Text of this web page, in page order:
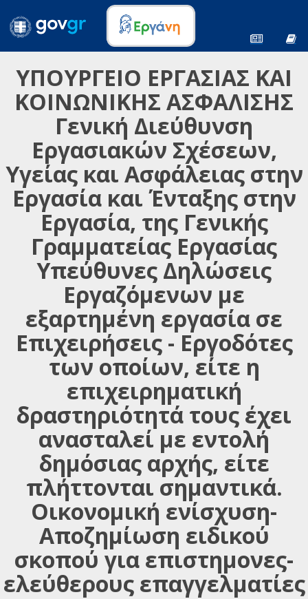
ΥΠΟΥΡΓΕΙΟ ΕΡΓΑΣΙΑΣ ΚΑΙ
ΚΟΙΝΩΝΙΚΗΣ ΑΣΦΑΛΙΣΗΣ
Γενική Διεύθυνση
Εργασιακών Σχέσεων,
Υγείας και Ασφάλειας στην
Εργασία και Ένταξης στην
Εργασία, της Γενικής
Γραμματείας Εργασίας
Υπεύθυνες Δηλώσεις
Εργαζόμενων με
εξαρτημένη εργασία σε
Επιχειρήσεις - Εργοδότες
των οποίων, είτε η
επιχειρηματική
δραστηριότητά τους έχει
ανασταλεί με εντολή
δημόσιας αρχής, είτε
πλήττονται σημαντικά.
Οικονομική ενίσχυση-
Αποζημίωση ειδικού
σκοπού για επιστημονες-
ελεύθερους επαγγελματίες